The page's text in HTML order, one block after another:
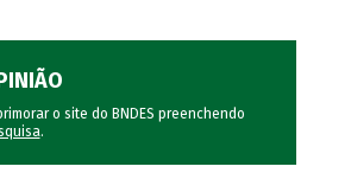
o site do BNDES preenchendo
.